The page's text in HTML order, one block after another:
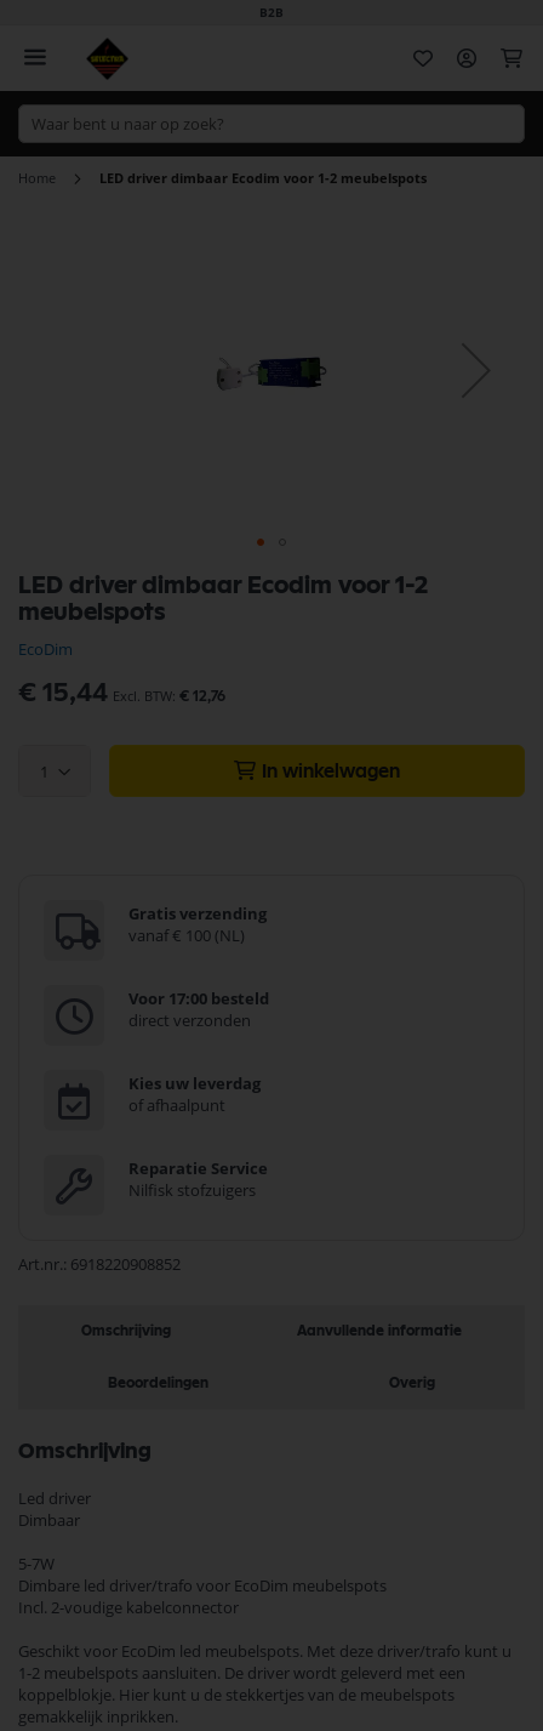
B2B
Home LED driver dimbaar Ecodim voor 1-2 meubelspots
LED driver dimbaar Ecodim voor 1-2
meubelspots
EcoDim
€ 15,44 € 12,76
1 In winkelwagen
Gratis verzending
vanaf € 100 (NL)
Voor 17:00 besteld
direct verzonden
Kies uw leverdag
of afhaalpunt
Reparatie Service
Nilfisk stofzuigers
Art.nr. 6918220908852
naar
het
van
de
afbeeldingen-
Omschrijving Aanvullende informatie
Beoordelingen Overig
Omschrijving
Led driver
Dimbaar
5-7W
Dimbare led driver/trafo voor EcoDim meubelspots
Incl. 2-voudige kabelconnector
Geschikt voor EcoDim led meubelspots. Met deze driver/trafo kunt u
1-2 meubelspots aansluiten. De driver wordt geleverd met een
koppelblokje. Hier kunt u de stekkertjes van de meubelspots
gemakkelijk inprikken.